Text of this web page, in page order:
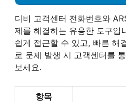
디비 고객센터 전화번호와
제를 해결하는 유용한 도구입
쉽게 접근할 수 있고, 빠른 해
로 문제 발생 시 고객센터를
보세요.
항목